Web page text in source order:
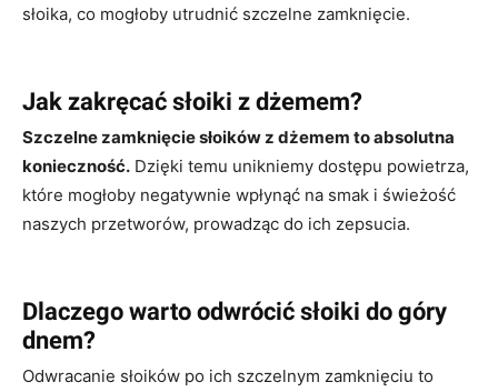
słoika, co mogłoby utrudnić szczelne zamknięcie.
Jak zakręcać słoiki z dżemem?
Szczelne zamknięcie słoików z dżemem to absolutna
konieczność. Dzięki temu unikniemy dostępu powietrza,
które mogłoby negatywnie wpłynąć na smak i świeżość
naszych przetworów, prowadząc do ich zepsucia.
Dlaczego warto odwrócić słoiki do góry
dnem?
Odwracanie słoików po ich szczelnym zamknięciu to